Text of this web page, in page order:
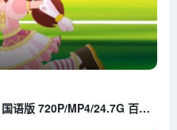
儿童动画片《木灵宝贝》全33集 国语版 720P/MP4/24.7G 百度云网盘下载